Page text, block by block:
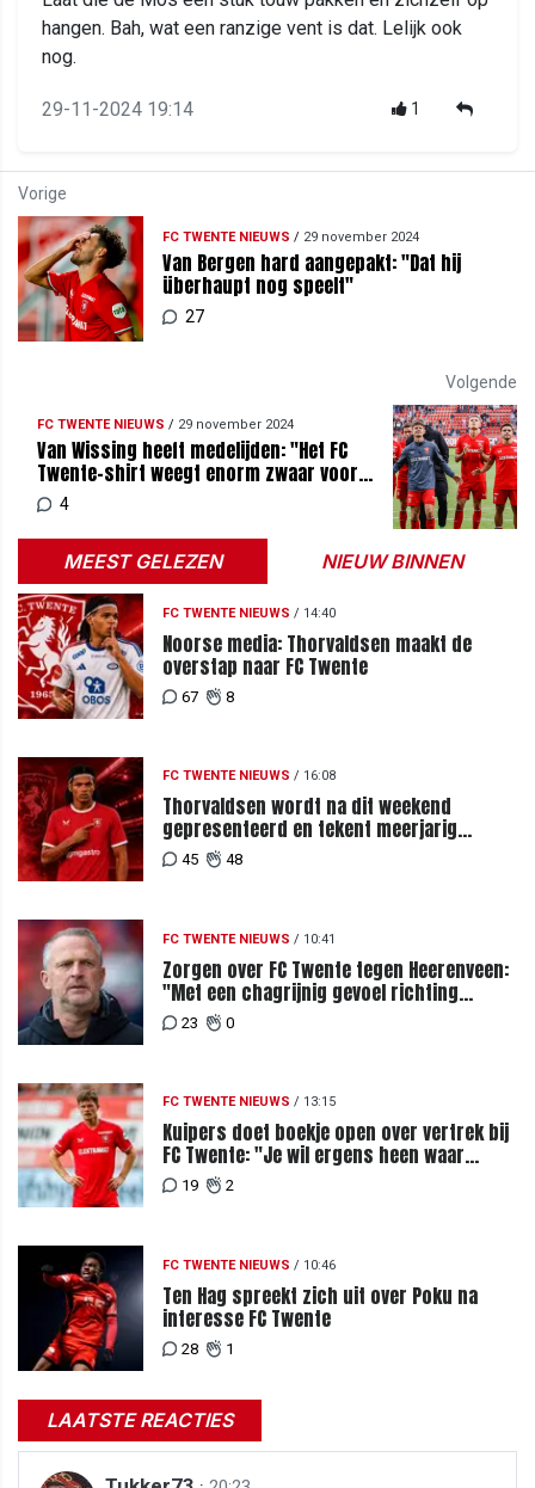
hangen. Bah, wat een ranzige vent is dat. Lelijk ook
nog.
29-11-2024 19:14 1
Vorige
FC TWENTE NIEUWS / 29 november 2024
Van Bergen hard aangepakt: "Dat hij
überhaupt nog speelt"
27
Volgende
FC TWENTE NIEUWS / 29 november 2024
Van Wissing heeft medelijden: "Het FC
Twente-shirt weegt enorm zwaar voor
hem"4
MEEST GELEZEN NIEUW BINNEN
FC TWENTE NIEUWS / 14:40
Noorse media: Thorvaldsen maakt de
overstap naar FC Twente
67 8
FC TWENTE NIEUWS / 16:08
Thorvaldsen wordt na dit weekend
gepresenteerd en tekent meerjarig
contract bij FC Twente
45 48
FC TWENTE NIEUWS / 10:41
Zorgen over FC Twente tegen Heerenveen:
"Met een chagrijnig gevoel richting
Slowakije"
23 0
FC TWENTE NIEUWS / 13:15
Kuipers doet boekje open over vertrek bij
FC Twente: "Je wil ergens heen waar
mensen je waarderen"
19 2
FC TWENTE NIEUWS / 10:46
Ten Hag spreekt zich uit over Poku na
interesse FC Twente
28 1
LAATSTE REACTIES